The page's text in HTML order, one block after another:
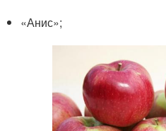
«Анис»;